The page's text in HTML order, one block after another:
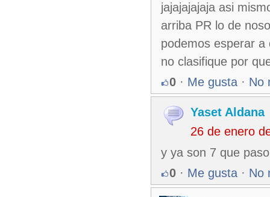
jajajajajaja asi
arriba PR lo de
podemos esperar a
no clasifique por
0 · Me gusta · No
Yaset Aldana
26 de enero
y ya son 7 que
0 · Me gusta · No